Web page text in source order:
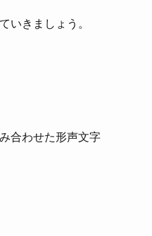
いきましょう。
合わせた形声文字